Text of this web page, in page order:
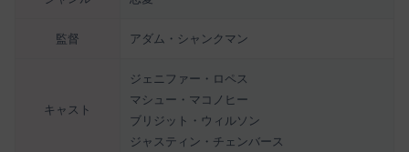
監督 アダム・シャンクマン
キャスト
ジェニファー・ロペス
マシュー・マコノヒー
ブリジット・ウィルソン
ジャスティン・チェンバース